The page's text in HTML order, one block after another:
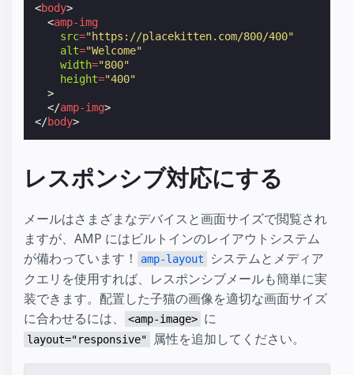
<body>
<amp-img
src="https://placekitten.com/800/400"
alt="Welcome"
width="800"
height="400"
>
</amp-img>
</body>
レスポンシブ対応にする
メールはさまざまなデバイスと画面サイズで閲覧され
ますが、AMP にはビルトインのレイアウトシステム
が備わっています！
amp-layout
システムとメディア
クエリを使用すれば、レスポンシブメールも簡単に実
装できます。配置した子猫の画像を適切な画面サイズ
に合わせるには、
<amp-image> に
layout="responsive" 属性を追加してください。